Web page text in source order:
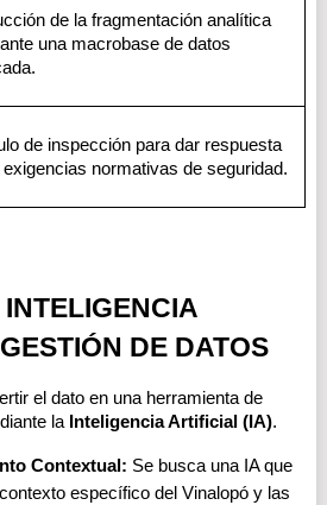
de la fragmentación analítica
una macrobase de datos
de inspección para dar respuesta
exigencias normativas de seguridad.
DE DATOS
el dato en una herramienta de
la Inteligencia Artificial (IA).
Contextual: Se busca una IA que
específico del Vinalopó y las